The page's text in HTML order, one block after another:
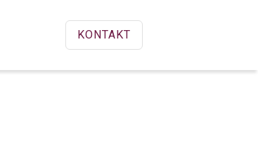
KONTAKT